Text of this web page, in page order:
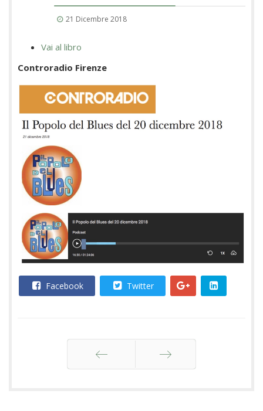
21 Dicembre 2018
Vai al libro
Controradio Firenze
Facebook Twitter